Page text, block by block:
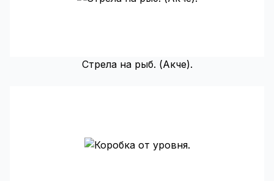
Стрела на рыб. (Акче).